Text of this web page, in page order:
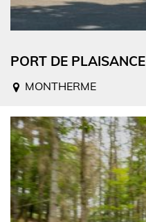
PORT DE PLAISANCE
MONTHERME